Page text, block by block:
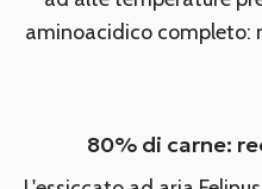
aminoacidico completo:
80% di carne: